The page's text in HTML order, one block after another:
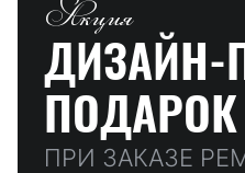
Акция
ДИЗАЙН-
ПОДАРОК
ПРИ ЗАКАЗЕ